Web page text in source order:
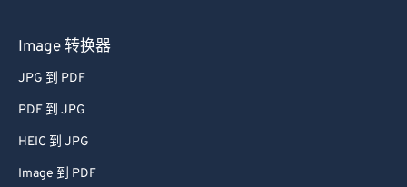
Image 转换器
JPG 到 PDF
PDF 到 JPG
HEIC 到 JPG
Image 到 PDF